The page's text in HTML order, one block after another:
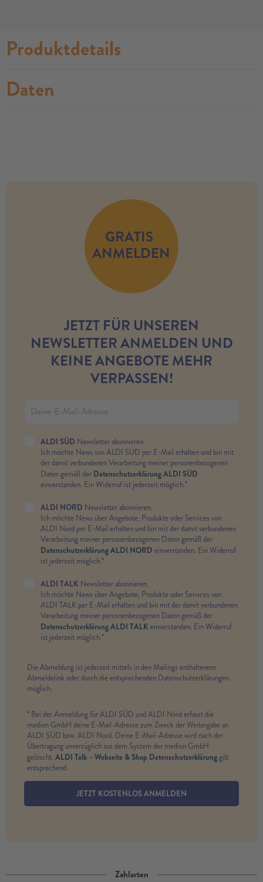
Produktdetails
Daten
GRATIS
ANMELDEN
JETZT FÜR UNSEREN
NEWSLETTER ANMELDEN UND
KEINE ANGEBOTE MEHR
VERPASSEN!
ALDI SÜD Newsletter abonnieren.
Ich möchte News von ALDI SÜD per E-Mail erhalten und bin mit
der damit verbundenen Verarbeitung meiner personenbezogenen
Daten gemäß der Datenschutzerklärung ALDI SÜD
einverstanden. Ein Widerruf ist jederzeit möglich.*
ALDI NORD Newsletter abonnieren.
Ich möchte News über Angebote, Produkte oder Services von
ALDI Nord per E-Mail erhalten und bin mit der damit verbundenen
Verarbeitung meiner personenbezogenen Daten gemäß der
Datenschutzerklärung ALDI NORD einverstanden. Ein Widerruf
ist jederzeit möglich.*
ALDI TALK Newsletter abonnieren.
Ich möchte News über Angebote, Produkte oder Services von
ALDI TALK per E-Mail erhalten und bin mit der damit verbundenen
Verarbeitung meiner personenbezogenen Daten gemäß der
Datenschutzerklärung ALDI TALK einverstanden. Ein Widerruf
ist jederzeit möglich.*
Die Abmeldung ist jederzeit mittels in den Mailings enthaltenem
Abmeldelink oder durch die entsprechenden Datenschutzerklärungen
möglich.
* Bei der Anmeldung für ALDI SÜD und ALDI Nord erfasst die
medion GmbH deine E-Mail-Adresse zum Zweck der Weitergabe an
ALDI SÜD bzw. ALDI Nord. Deine E-Mail-Adresse wird nach der
Übertragung unverzüglich aus dem System der medion GmbH
gelöscht. ALDI Talk – Webseite & Shop Datenschutzerklärunggilt
entsprechend.
JETZT KOSTENLOS ANMELDEN
Zahlarten